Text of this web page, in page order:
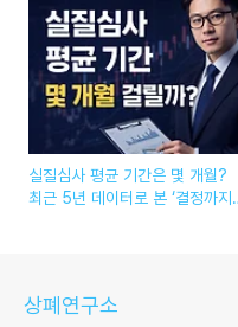
실질심사 평균 기간은 몇 개월?
최근 5년 데이터로 본 ‘결정까지
상폐연구소